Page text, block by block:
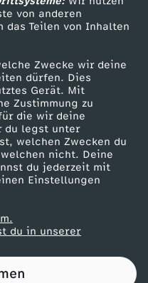
von anderen
das Teilen von Inhalten
Zwecke wir deine
dürfen. Dies
Gerät. Mit
Zustimmung zu
die wir deine
du legst unter
welchen Zwecken du
nicht. Deine
du jederzeit mit
Einstellungen
du in unserer